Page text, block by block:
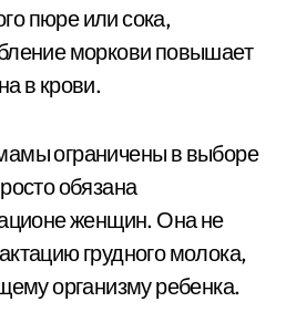
пюре или сока,
моркови повышает
в крови.
ограничены в выборе
обязана
женщин. Она не
грудного молока,
организму ребенка.